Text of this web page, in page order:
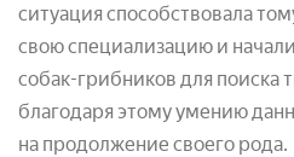
ситуация способствовала
свою специализацию и
собак-грибников для
благодаря этому умению
на продолжение своего рода.